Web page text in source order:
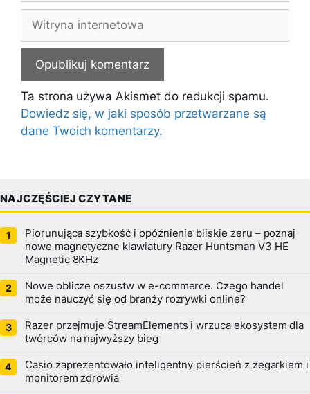
Witryna
internetowa
Ta strona używa Akismet do redukcji spamu.
Dowiedz się, w jaki sposób przetwarzane są
dane Twoich komentarzy.
NAJCZĘŚCIEJ CZYTANE
Piorunująca szybkość i opóźnienie bliskie zeru – poznaj
nowe magnetyczne klawiatury Razer Huntsman V3 HE
Magnetic 8KHz
Nowe oblicze oszustw w e-commerce. Czego handel
może nauczyć się od branży rozrywki online?
Razer przejmuje StreamElements i wrzuca ekosystem dla
twórców na najwyższy bieg
Casio zaprezentowało inteligentny pierścień z zegarkiem i
monitorem zdrowia